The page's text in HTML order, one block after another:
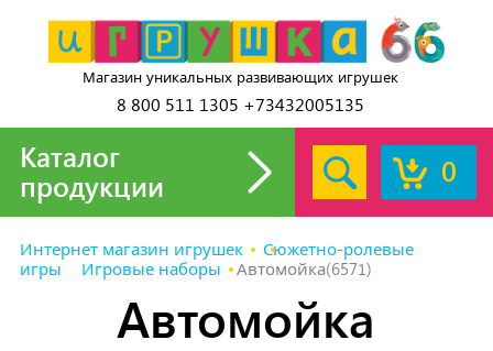
Магазин уникальных развивающих игрушек
8 800 511 1305 +73432005135
0
Каталог
продукции
Интернет магазин игрушек
Сюжетно-ролевые
игры
Игровые наборы Автомойка(6571)
Автомойка